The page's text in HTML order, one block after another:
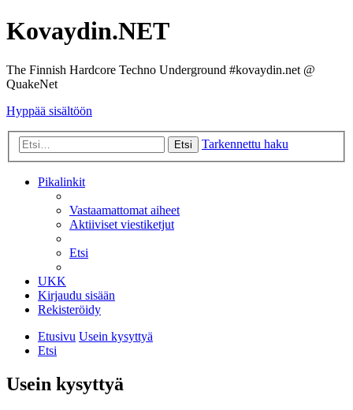
Kovaydin.NET
The Finnish Hardcore Techno Underground #kovaydin.net @
QuakeNet
Hyppää sisältöön
Etsi Tarkennettu haku
Pikalinkit
Vastaamattomat aiheet
Aktiiviset viestiketjut
Etsi
UKK
Kirjaudu sisään
Rekisteröidy
Etusivu Usein kysyttyä
Etsi
Usein kysyttyä